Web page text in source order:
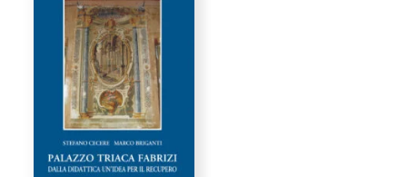
Autori
Proposte di pubblicazione
Gangemi Editore